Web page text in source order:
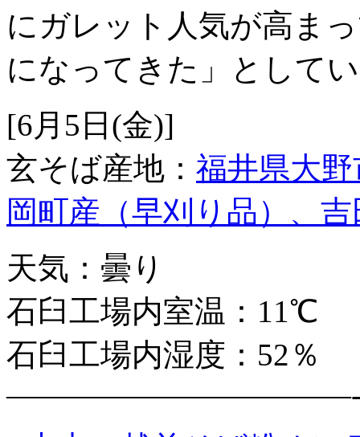
にガレット人気が高ま
になってきた」として
[6月5日(金)]
玄そば産地： 福井県大
岡町産（早刈り品）、
天気：曇り
石臼工場内室温：11℃
石臼工場内湿度：52％